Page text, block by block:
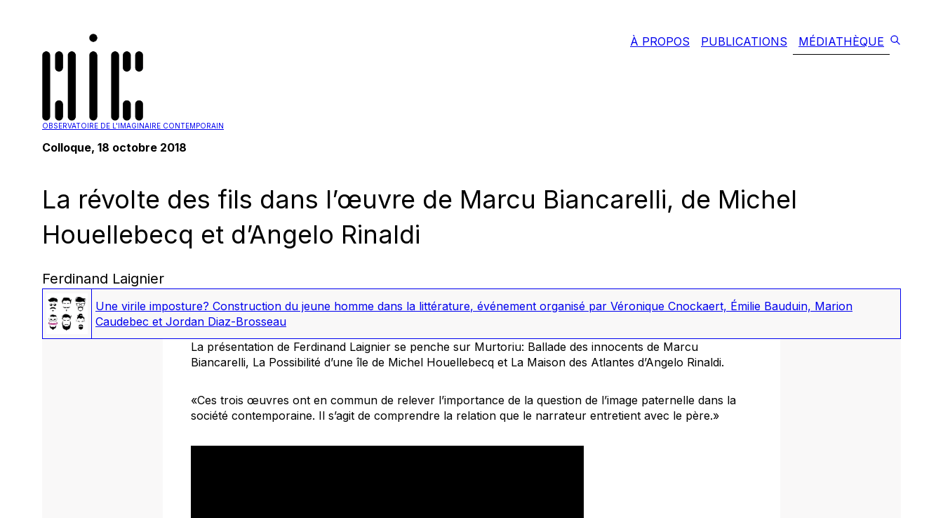
OBSERVATOIRE DE L'IMAGINAIRE CONTEMPORAIN
À PROPOS PUBLICATIONS MÉDIATHÈQUE
Colloque, 18 octobre 2018
La révolte des fils dans l’œuvre de Marcu Biancarelli, de Michel
Houellebecq et d’Angelo Rinaldi
Ferdinand Laignier
Une virile imposture? Construction du jeune homme dans la littérature, événement organisé par Véronique Cnockaert, Émilie Bauduin, Marion
Caudebec et Jordan Diaz-Brosseau
La présentation de Ferdinand Laignier se penche sur Murtoriu: Ballade des innocents de Marcu
Biancarelli, La Possibilité d’une île de Michel Houellebecq et La Maison des Atlantes d’Angelo Rinaldi.
«Ces trois œuvres ont en commun de relever l’importance de la question de l’image paternelle dans la
société contemporaine. Il s’agit de comprendre la relation que le narrateur entretient avec le père.»